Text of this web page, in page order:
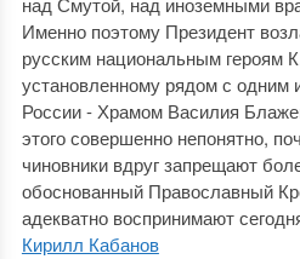
Именно поэтому Президент
русским национальным героям
установленному рядом с одним
России - Храмом Василия
этого совершенно непонятно,
чиновники вдруг запрещают
обоснованный Православный
адекватно воспринимают
Кирилл Кабанов